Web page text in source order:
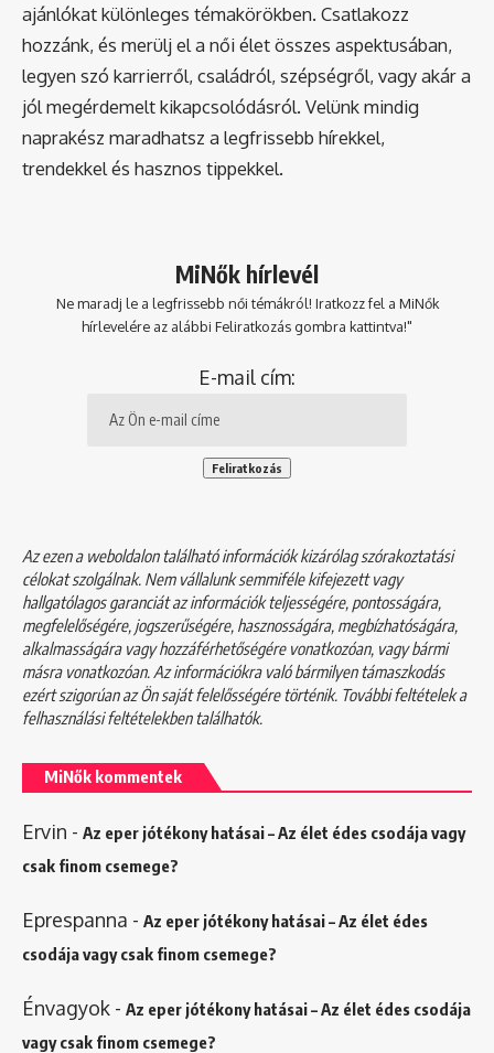
ajánlókat különleges témakörökben. Csatlakozz
hozzánk, és merülj el a női élet összes aspektusában,
legyen szó karrierről, családról, szépségről, vagy akár a
jól megérdemelt kikapcsolódásról. Velünk mindig
naprakész maradhatsz a legfrissebb hírekkel,
trendekkel és hasznos tippekkel.
MiNők hírlevél
Ne maradj le a legfrissebb női témákról! Iratkozz fel a MiNők
hírlevelére az alábbi Feliratkozás gombra kattintva!"
E-mail cím:
Az ezen a weboldalon található információk kizárólag szórakoztatási
célokat szolgálnak. Nem vállalunk semmiféle kifejezett vagy
hallgatólagos garanciát az információk teljességére, pontosságára,
megfelelőségére, jogszerűségére, hasznosságára, megbízhatóságára,
alkalmasságára vagy hozzáférhetőségére vonatkozóan, vagy bármi
másra vonatkozóan. Az információkra való bármilyen támaszkodás
ezért szigorúan az Ön saját felelősségére történik. További feltételek a
felhasználási feltételekbentalálhatók.
MiNők kommentek
Ervin - Az eper jótékony hatásai – Az élet édes csodája vagy
csak finom csemege?
Eprespanna - Az eper jótékony hatásai – Az élet édes
csodája vagy csak finom csemege?
Énvagyok - Az eper jótékony hatásai – Az élet édes csodája
vagy csak finom csemege?